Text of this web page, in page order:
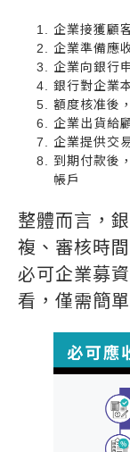
企業接獲顧
企業準備應
企業向銀行
銀行對企業
額度核准後
企業出貨給
企業提供交
到期付款後
帳戶
整體而言，
複、審核時
必可企業募
看，僅需簡